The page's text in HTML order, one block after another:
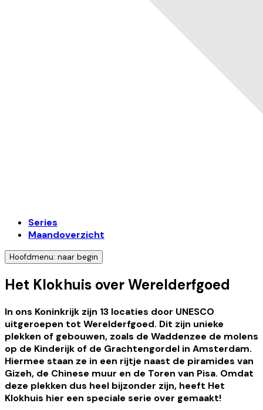
Series
Maandoverzicht
Hoofdmenu: naar begin
Het Klokhuis over Werelderfgoed
In ons Koninkrijk zijn 13 locaties door UNESCO
uitgeroepen tot Werelderfgoed. Dit zijn unieke
plekken of gebouwen, zoals de Waddenzee de molens
op de Kinderijk of de Grachtengordel in Amsterdam.
Hiermee staan ze in een rijtje naast de piramides van
Gizeh, de Chinese muur en de Toren van Pisa. Omdat
deze plekken dus heel bijzonder zijn, heeft Het
Klokhuis hier een speciale serie over gemaakt!